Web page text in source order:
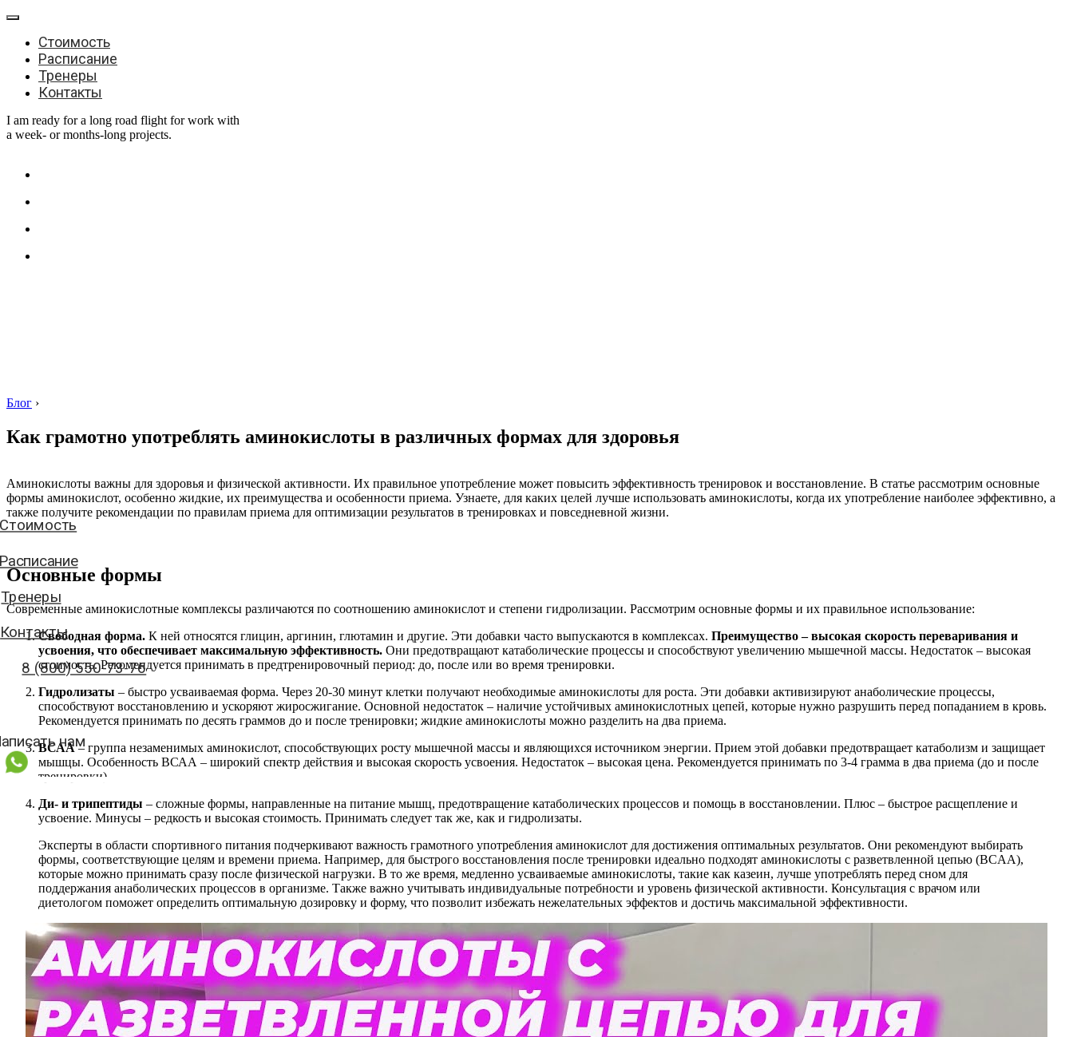
Стоимость
Расписание
Тренеры
Контакты
I am ready for a long road flight for work with
a week- or months-long projects.
Тренеры
Контакты
8 (800) 550-73-76
нам
Блог ›
Как грамотно употреблять аминокислоты в различных формах для здоровья
Аминокислоты важны для здоровья и физической активности. Их правильное употребление может повысить эффективность тренировок и восстановление. В статье рассмотрим основные
формы аминокислот, особенно жидкие, их преимущества и особенности приема. Узнаете, для каких целей лучше использовать аминокислоты, когда их употребление наиболее эффективно, а
также получите рекомендации по правилам приема для оптимизации результатов в тренировках и повседневной жизни.
Основные формы
Современные аминокислотные комплексы различаются по соотношению аминокислот и степени гидролизации. Рассмотрим основные формы и их правильное использование:
Свободная форма. К ней относятся глицин, аргинин, глютамин и другие. Эти добавки часто выпускаются в комплексах. Преимущество – высокая скорость переваривания и
усвоения, что обеспечивает максимальную эффективность. Они предотвращают катаболические процессы и способствуют увеличению мышечной массы. Недостаток – высокая
стоимость. Рекомендуется принимать в предтренировочный период: до, после или во время тренировки.
Гидролизаты – быстро усваиваемая форма. Через 20-30 минут клетки получают необходимые аминокислоты для роста. Эти добавки активизируют анаболические процессы,
способствуют восстановлению и ускоряют жиросжигание. Основной недостаток – наличие устойчивых аминокислотных цепей, которые нужно разрушить перед попаданием в кровь.
Рекомендуется принимать по десять граммов до и после тренировки; жидкие аминокислоты можно разделить на два приема.
ВСАА– группа незаменимых аминокислот, способствующих росту мышечной массы и являющихся источником энергии. Прием этой добавки предотвращает катаболизм и защищает
мышцы. Особенность ВСАА – широкий спектр действия и высокая скорость усвоения. Недостаток – высокая цена. Рекомендуется принимать по 3-4 грамма в два приема (до и после
тренировки).
Ди- и трипептиды – сложные формы, направленные на питание мышц, предотвращение катаболических процессов и помощь в восстановлении. Плюс – быстрое расщепление и
усвоение. Минусы – редкость и высокая стоимость. Принимать следует так же, как и гидролизаты.
Эксперты в области спортивного питания подчеркивают важность грамотного употребления аминокислот для достижения оптимальных результатов. Они рекомендуют выбирать
формы, соответствующие целям и времени приема. Например, для быстрого восстановления после тренировки идеально подходят аминокислоты с разветвленной цепью (BCAA),
которые можно принимать сразу после физической нагрузки. В то же время, медленно усваиваемые аминокислоты, такие как казеин, лучше употреблять перед сном для
поддержания анаболических процессов в организме. Также важно учитывать индивидуальные потребности и уровень физической активности. Консультация с врачом или
диетологом поможет определить оптимальную дозировку и форму, что позволит избежать нежелательных эффектов и достичь максимальной эффективности.